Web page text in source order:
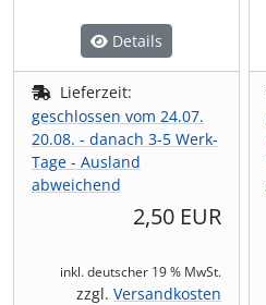
Details
Lieferzeit:
geschlossen vom 24.07.
20.08. - danach 3-5 Werk-
Tage - Ausland
abweichend
2,50 EUR
inkl. deutscher 19 % MwSt.
zzgl. Versandkosten